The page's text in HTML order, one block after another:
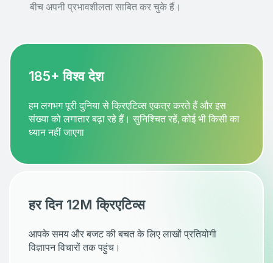
बीच अपनी प्रभावशीलता साबित कर चुके हैं।
185+ विश्व देश
हम लगभग पूरी दुनिया से क्रिएटिव्स एकत्र करते हैं और इस
संख्या को लगातार बढ़ा रहे हैं। सुनिश्चित रहें, कोई भी किसी का
ध्यान नहीं जाएगा
हर दिन 12M क्रिएटिव्स
आपके समय और बजट की बचत के लिए लाखों प्रतियोगी
विज्ञापन विचारों तक पहुंच।